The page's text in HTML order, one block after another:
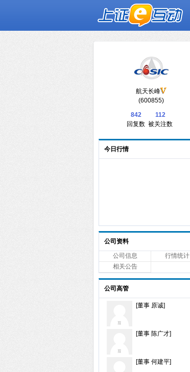
航天长峰
(600855)
842
回复数
112
被关注数
今日行情
公司资料
公司信息
行情统计
相关公告
公司高管
[董事 原诚]
[董事 陈广才]
[董事 何建平]